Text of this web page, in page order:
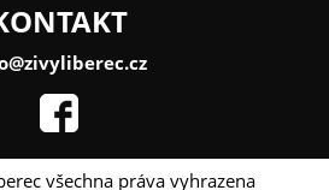
všechna práva vyhrazena